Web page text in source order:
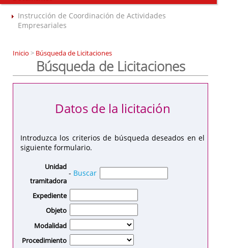
Instrucción de Coordinación de Actividades
Empresariales
Inicio > Búsqueda de Licitaciones
Búsqueda de Licitaciones
Introduzca los criterios de búsqueda deseados en el
siguiente formulario.
Datos de la licitación
Unidad
tramitadora
- Buscar
Expediente
Objeto
Modalidad
Procedimiento